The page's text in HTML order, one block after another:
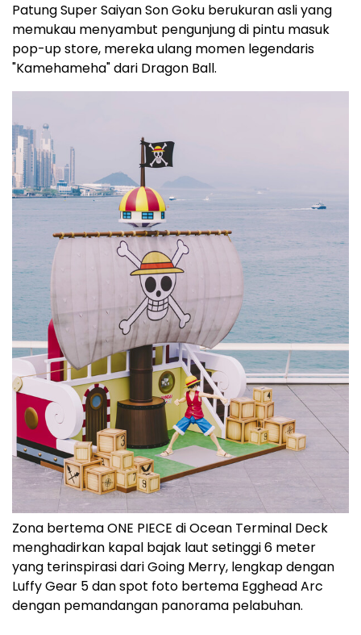
Patung Super Saiyan Son Goku berukuran asli yang
memukau menyambut pengunjung di pintu masuk
pop-up store, mereka ulang momen legendaris
"Kamehameha" dari Dragon Ball.
Zona bertema ONE PIECE di Ocean Terminal Deck
menghadirkan kapal bajak laut setinggi 6 meter
yang terinspirasi dari Going Merry, lengkap dengan
Luffy Gear 5 dan spot foto bertema Egghead Arc
dengan pemandangan panorama pelabuhan.